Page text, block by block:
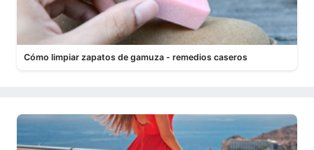
Cómo limpiar zapatos de gamuza - remedios caseros